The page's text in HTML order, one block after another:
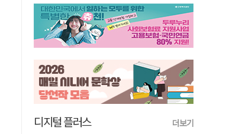
디지털 플러스 더보기